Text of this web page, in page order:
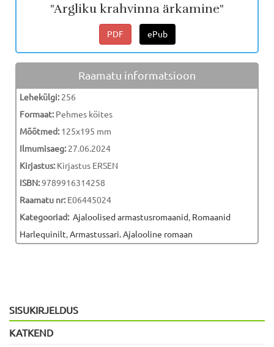
"Argliku krahvinna ärkamine"
PDF ePub
Raamatu informatsioon
Lehekülgi:256
Formaat:Pehmes köites
Mõõtmed:125x195 mm
Ilmumisaeg:27.06.2024
Kirjastus:Kirjastus ERSEN
ISBN:9789916314258
Raamatu nr:E06445024
Kategooriad: Ajaloolised armastusromaanid, Romaanid
Harlequinilt,Armastussari. Ajalooline romaan
SISUKIRJELDUS
KATKEND